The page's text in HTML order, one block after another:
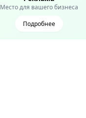
Место для вашего бизнеса
Подробнее